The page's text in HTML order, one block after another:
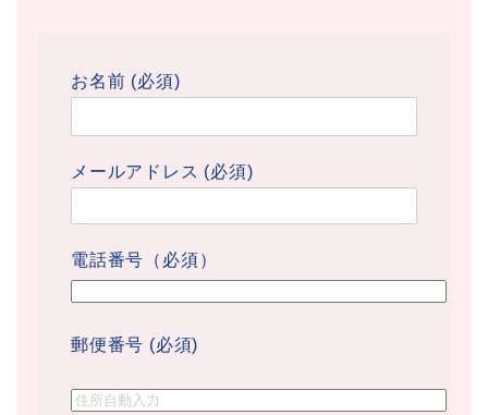
お名前 (必須)
メールアドレス (必須)
電話番号（必須）
郵便番号 (必須)